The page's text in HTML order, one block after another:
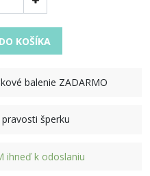
KOŠÍKA
balenie ZADARMO
šperku
ihneď k odoslaniu